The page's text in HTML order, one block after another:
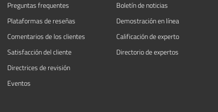
Preguntas frequentes
Plataformas de reseñas
Comentarios de los clientes
Satisfacción del cliente
Directrices de revisión
Eventos
Boletín de noticias
Demostración en línea
Calificación de experto
Directorio de expertos